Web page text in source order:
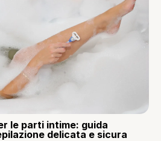
le parti intime: guida
delicata e sicura